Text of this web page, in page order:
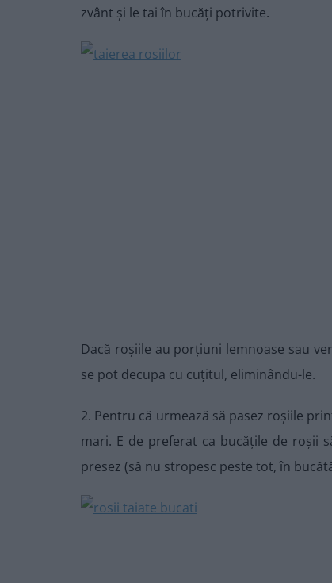
zvânt și le tai în bucăți potrivite.
Dacă roșiile au porțiuni lemnoase sau
se pot decupa cu cuțitul, eliminându-le.
2. Pentru că urmează să pasez roșiile
mari. E de preferat ca bucățile de roșii
presez (să nu stropesc peste tot, în